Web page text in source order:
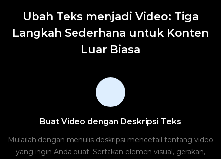
Ubah Teks menjadi Video: Tiga
Langkah Sederhana untuk Konten
Luar Biasa
Buat Video dengan Deskripsi Teks
Mulailah dengan menulis deskripsi mendetail tentang video
yang ingin Anda buat. Sertakan elemen visual, gerakan,